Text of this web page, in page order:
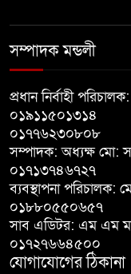
সম্পাদক মন্ডলী
প্রধান নির্বাহী
০১৯১১৫০১৩১৪
০১৭৭৬২৩০৮০৮
সম্পাদক: অধ্যক্ষ মো:
০১৭১৩৭৪৬৭২৭
ব্যবস্থাপনা পরিচালক:
০১৮৮০৫৫০৬৫৭
সাব এডিটর: এম এম
০১৭২৭৬৬৪৫০০
যোগাযোগের ঠিকানা